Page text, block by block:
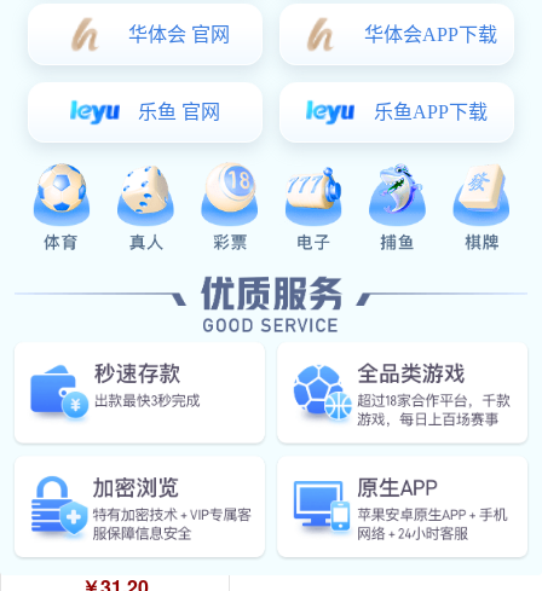
星空真人:MS860-1S不锈钢工业柜门挂锁
￥54.00
AB403系列工业柜门平面锁